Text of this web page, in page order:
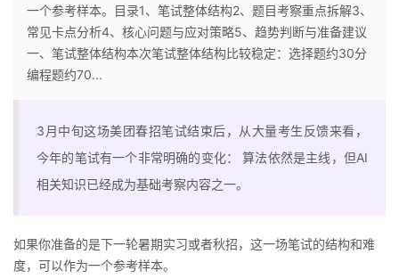
人
主
我
的
的
我
一个参考样本。目录1、笔试整体结构2、题目考察重点拆解3、
常见卡点分析4、核心问题与应对策略5、趋势判断与准备建议
一、笔试整体结构本次笔试整体结构比较稳定：选择题约30分
编程题约70...
3月中旬这场美团春招笔试结束后，从大量考生反馈来看，
今年的笔试有一个非常明确的变化： 算法依然是主线，但AI
相关知识已经成为基础考察内容之一。
如果你准备的是下一轮暑期实习或者秋招，这一场笔试的结构和难
度，可以作为一个参考样本。